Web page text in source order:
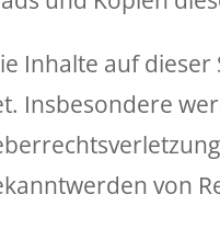
Inhalte auf
Insbesondere
von